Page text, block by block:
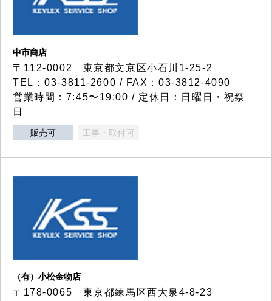
中市商店
〒112-0002 東京都文京区小石川1-25-2
TEL：03-3811-2600 / FAX：03-3812-4090
営業時間：7:45〜19:00 / 定休日：日曜日・祝祭
日
販売可 工事・取付可
（有）小松金物店
〒178-0065 東京都練馬区西大泉4-8-23